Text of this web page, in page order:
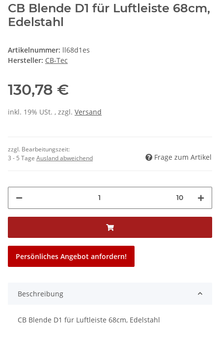
CB Blende D1 für Luftleiste 68cm,
Edelstahl
Artikelnummer: ll68d1es
Hersteller: CB-Tec
130,78 €
inkl. 19% USt. , zzgl. Versand
zzgl. Bearbeitungszeit:
3 - 5 Tage Ausland abweichend Frage zum Artikel
10
Persönliches Angebot anfordern!
Beschreibung
CB Blende D1 für Luftleiste 68cm, Edelstahl